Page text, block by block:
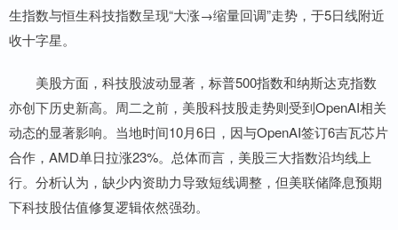
生指数与恒生科技指数呈现“大涨→缩量回调”走势，于5日线附近
收十字星。
美股方面，科技股波动显著，标普500指数和纳斯达克指数
亦创下历史新高。周二之前，美股科技股走势则受到OpenAI相关
动态的显著影响。当地时间10月6日，因与OpenAI签订6吉瓦芯片
合作，AMD单日拉涨23%。总体而言，美股三大指数沿均线上
行。分析认为，缺少内资助力导致短线调整，但美联储降息预期
下科技股估值修复逻辑依然强劲。